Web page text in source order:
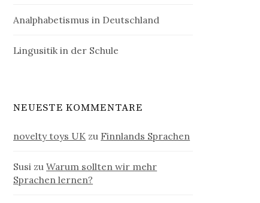
Analphabetismus in Deutschland
Lingusitik in der Schule
NEUESTE KOMMENTARE
novelty toys UK zu Finnlands Sprachen
Susi zuWarum sollten wir mehr
Sprachen lernen?